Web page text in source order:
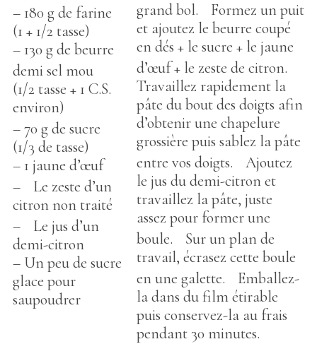
– 180 g de farine
(1 + 1/2 tasse)
– 130 g de beurre
demi sel mou
(1/2 tasse + 1 C.S.
environ)
– 70 g de sucre
(1/3 de tasse)
– 1 jaune d’œuf
– Le zeste d’un
citron non traité
– Le jus d’un
demi-citron
– Un peu de sucre
glace pour
saupoudrer
grand bol. Formez un puit
et ajoutez le beurre coupé
en dés + le sucre + le jaune
d’œuf + le zeste de citron.
Travaillez rapidement la
pâte du bout des doigts afin
d’obtenir une chapelure
grossière puis sablez la pâte
entre vos doigts. Ajoutez
le jus du demi-citron et
travaillez la pâte, juste
assez pour former une
boule. Sur un plan de
travail, écrasez cette boule
en une galette. Emballez-
la dans du film étirable
puis conservez-la au frais
pendant 30 minutes.